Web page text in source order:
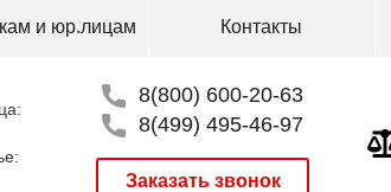
и юр.лицам Контакты
8(800) 600-20-63
8(499) 495-46-97
Заказать звонок